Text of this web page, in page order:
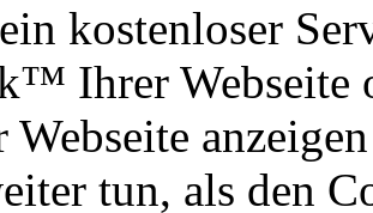
kostenloser
Ihrer
tun, als den